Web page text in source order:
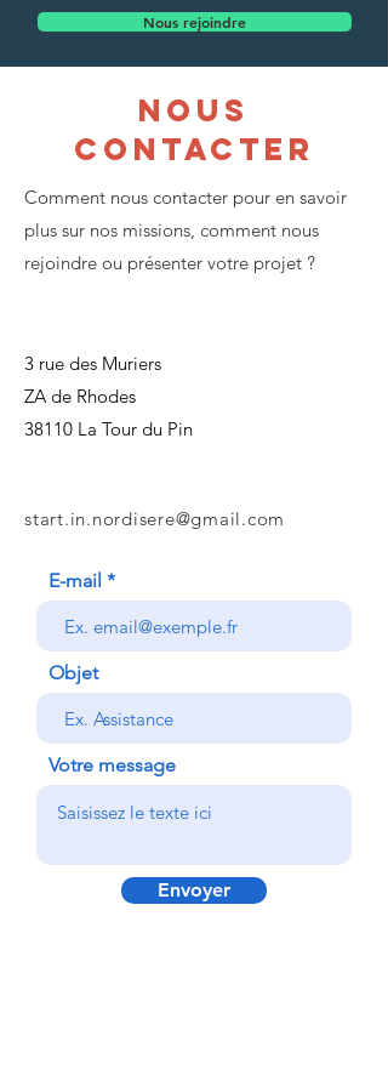
Nous rejoindre
nous
contacter
Comment nous contacter pour en savoir
plus sur nos missions, comment nous
rejoindre ou présenter votre projet ?
3 rue des Muriers
ZA de Rhodes
38110 La Tour du Pin
start.in.nordisere@gmail.com
E-mail
Objet
Votre message
Envoyer